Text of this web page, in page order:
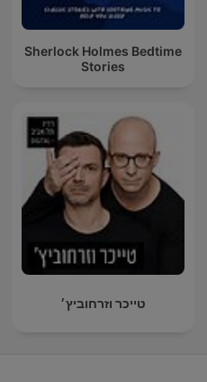
Sherlock Holmes Bedtime
Stories
טייכר וזרחוביץ׳